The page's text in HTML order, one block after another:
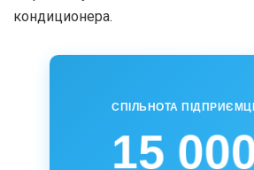
кондиционера.
СПІЛЬНОТА
15